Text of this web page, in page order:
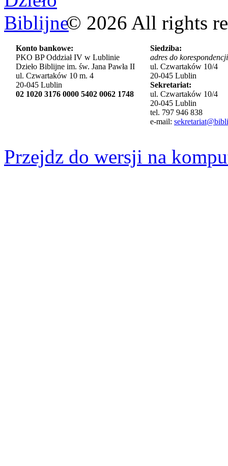
© 2026 All rights
Konto bankowe:
PKO BP Oddział IV w Lublinie
Dzieło Biblijne im. św. Jana Pawła II
ul. Czwartaków 10 m. 4
20-045 Lublin
02 1020 3176 0000 5402 0062 1748
Siedziba:
adres do
ul. Czwartaków 10/4
20-045 Lublin
Sekretariat:
ul. Czwartaków 10/4
20-045 Lublin
tel. 797 946 838
e-mail:
Przejdz do wersji na